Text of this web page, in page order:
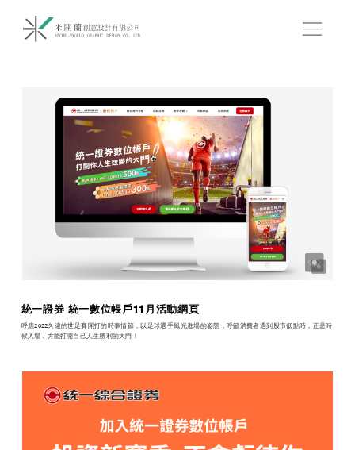
統一證券 統一數位帳戶11月活動網頁
呼應2022久違的世足賽開打的時事情節，以足球選手風光進場的姿態，呼籲消費者遇到股市低點時，正是時
候入場，方能打開自己人生勝利的大門！